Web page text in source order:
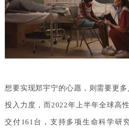
想要实现郑宇宁的心愿，则需要更
投入力度，而2022年上半年全球高
交付161台，支持多项生命科学研